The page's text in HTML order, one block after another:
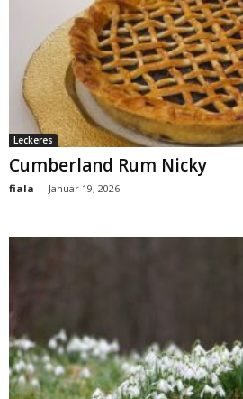
Leckeres
Cumberland Rum Nicky
fiala - Januar 19, 2026